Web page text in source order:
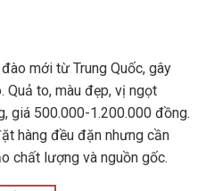
mới từ Trung Quốc, gây
to, màu đẹp, vị ngọt
giá 500.000-1.200.000 đồng.
hàng đều đặn nhưng cần
chất lượng và nguồn gốc.